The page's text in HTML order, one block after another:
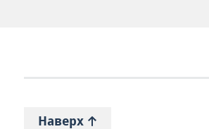
Наверх